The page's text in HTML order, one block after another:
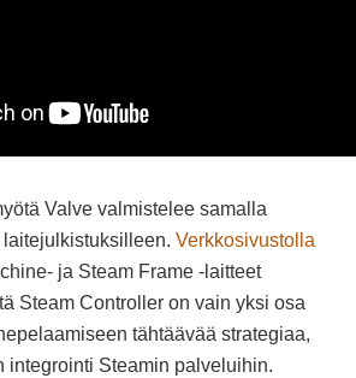
Valve valmistelee samalla
Verkkosivustolla
ja Steam Frame -laitteet
Steam Controller on vain yksi osa
tähtäävää strategiaa,
integrointi Steamin palveluihin.